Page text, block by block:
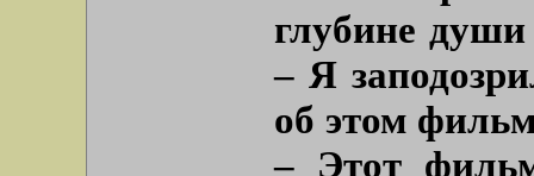
глубине души
– Я
об этом
– Этот